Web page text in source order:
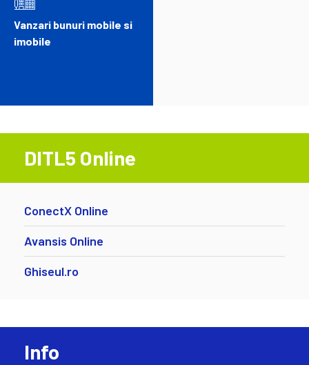
Vanzari bunuri mobile si
imobile
DITL5 Online
ConectX Online
Avansis Online
Ghiseul.ro
Info